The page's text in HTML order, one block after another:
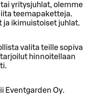
yritysjuhlat, olemme
teemapaketteja.
ja ikimuistoiset juhlat.
valita teille sopiva
hinnoitellaan
Eventgarden Oy.